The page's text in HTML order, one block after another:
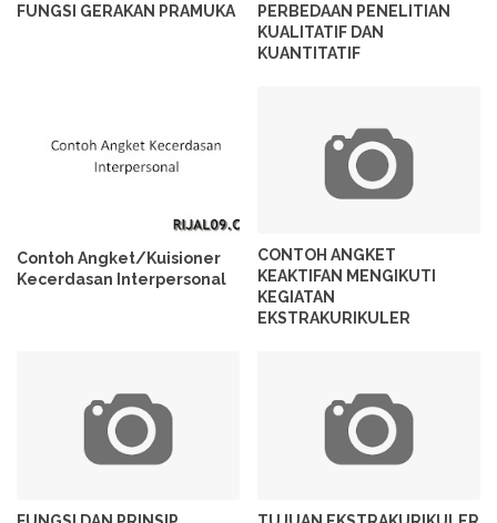
FUNGSI GERAKAN PRAMUKA
PERBEDAAN PENELITIAN
KUALITATIF DAN
KUANTITATIF
Contoh Angket/Kuisioner
Kecerdasan Interpersonal
CONTOH ANGKET
KEAKTIFAN MENGIKUTI
KEGIATAN
EKSTRAKURIKULER